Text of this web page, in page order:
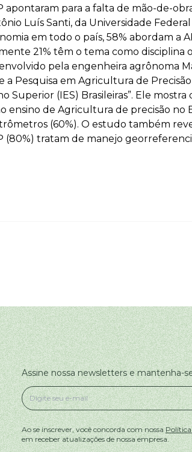
apontaram para a falta de mão-de-
Luís Santi, da Universidade
em todo o país, 58% abordam a
21% têm o tema como disciplina
pela engenheira agrônoma
a Pesquisa em Agricultura de
Superior (IES) Brasileiras”. Ele
ensino de Agricultura de precisão no
(60%). O estudo também
(80%) tratam de manejo
Assine nossa newsletters e mantenha-
Ao se inscrever, você concorda com nossaPolítica
em receber atualizações de nossa empresa.